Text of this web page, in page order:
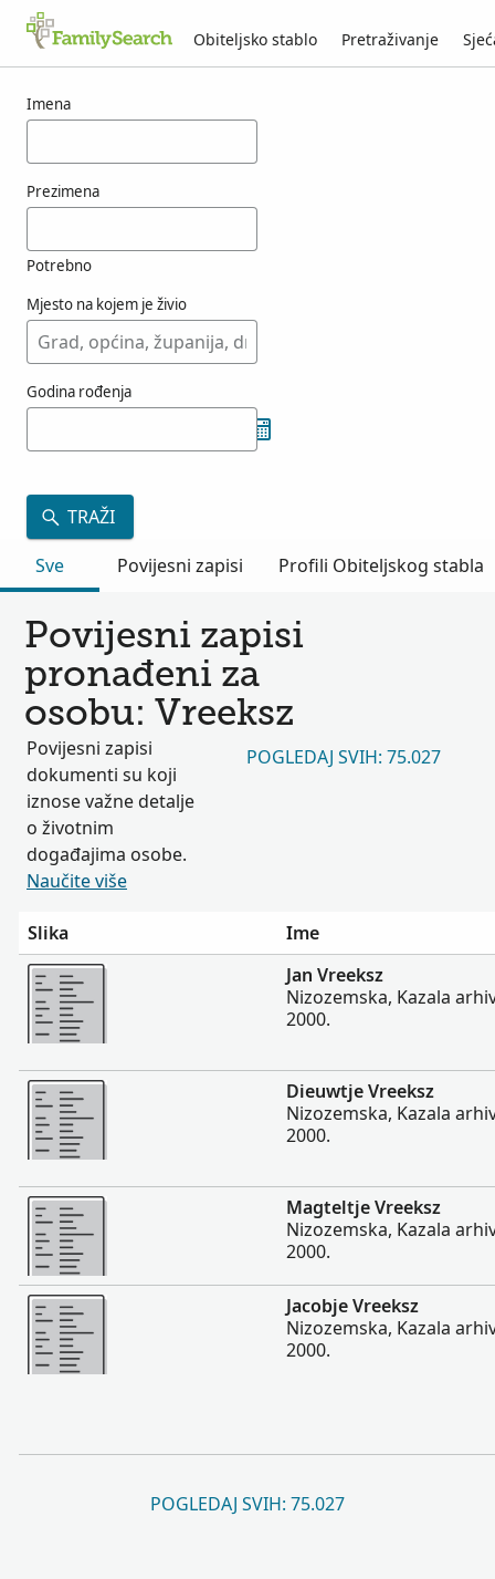
Obiteljsko stablo Pretraživanje
Imena
Prezimena
Potrebno
Mjesto na kojem je živio
Godina rođenja
TRAŽI
Sve
Povijesni zapisi Profili Obiteljskog stabla
Povijesni zapisi
pronađeni za
osobu: Vreeksz
Povijesni zapisi
dokumenti su koji
iznose važne detalje
o životnim
događajima osobe.
Naučite više
POGLEDAJ SVIH: 75.027
Slika
Ime
Više
Jan Vreeksz
Nizozemska, Kazala
2000.
Više
Dieuwtje Vreeksz
Nizozemska, Kazala
2000.
Više
Magteltje Vreeksz
Nizozemska, Kazala
2000.
Više
Jacobje Vreeksz
Nizozemska, Kazala
2000.
POGLEDAJ SVIH: 75.027